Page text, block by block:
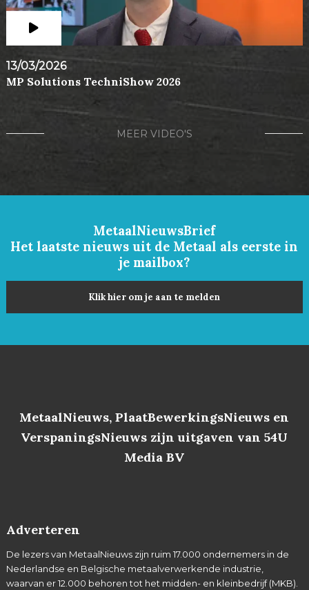
13/03/2026
MP Solutions TechniShow 2026
MEER VIDEO'S
MetaalNieuwsBrief
Het laatste nieuws uit de Metaal als eerste in
je mailbox?
Klik hier om je aan te melden
MetaalNieuws, PlaatBewerkingsNieuws en
VerspaningsNieuws zijn uitgaven van 54U
Media BV
Adverteren
De lezers van MetaalNieuws zijn ruim 17.000 ondernemers in de
Nederlandse en Belgische metaalverwerkende industrie,
waarvan er 12.000 behoren tot het midden- en kleinbedrijf (MKB).